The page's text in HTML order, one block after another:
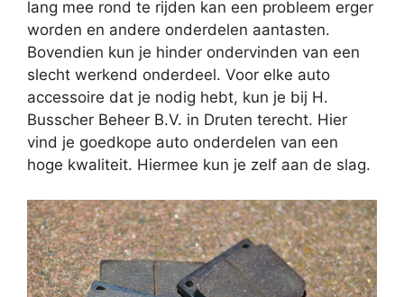
lang mee rond te rijden kan een probleem erger
worden en andere onderdelen aantasten.
Bovendien kun je hinder ondervinden van een
slecht werkend onderdeel. Voor elke auto
accessoire dat je nodig hebt, kun je bij H.
Busscher Beheer B.V. in Druten terecht. Hier
vind je goedkope auto onderdelen van een
hoge kwaliteit. Hiermee kun je zelf aan de slag.